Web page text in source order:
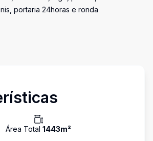
portaria 24horas e ronda
Área Total 1443m²